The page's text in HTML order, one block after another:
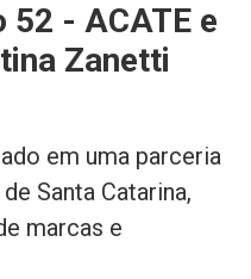
52 - ACATE e
Zanetti
em uma parceria
Santa Catarina,
marcas e